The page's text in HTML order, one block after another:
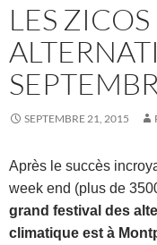
LES
SEPTEMBRE 21, 2015
Après le succès
week end (plus de
grand festival des
climatique est à